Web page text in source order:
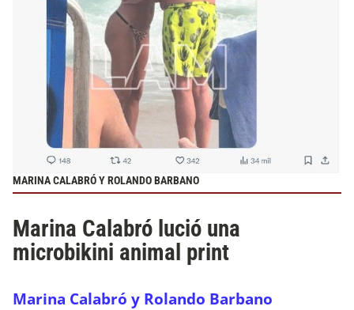
MARINA CALABRÓ Y ROLANDO BARBANO
Marina Calabró lució una
microbikini animal print
Marina Calabró y Rolando Barbano